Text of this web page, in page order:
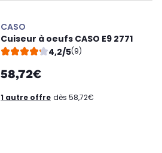
CASO
Cuiseur à oeufs CASO E9 2771
4,2/5(9)
58,72€
1 autre offre dès 58,72€